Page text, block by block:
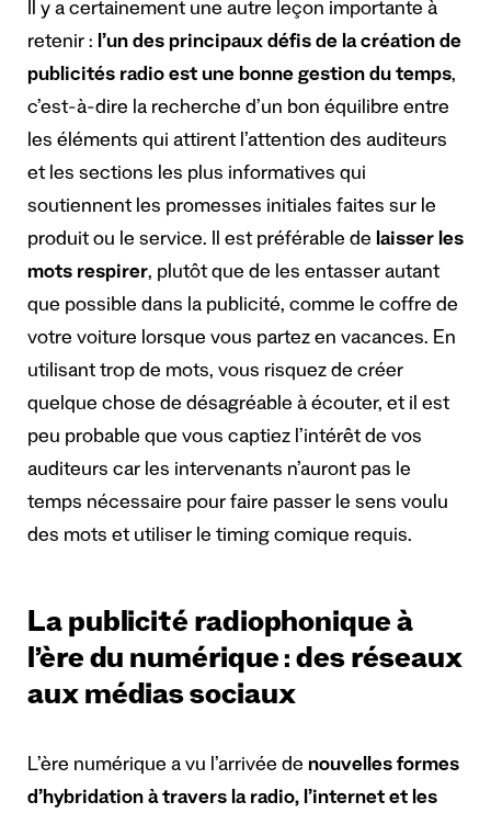
Il y a certainement une autre leçon importante à
retenir : l’un des principaux défis de la création de
publicités radio est une bonne gestion du temps,
c’est-à-dire la recherche d’un bon équilibre entre
les éléments qui attirent l’attention des auditeurs
et les sections les plus informatives qui
soutiennent les promesses initiales faites sur le
produit ou le service. Il est préférable de laisser les
mots respirer, plutôt que de les entasser autant
que possible dans la publicité, comme le coffre de
votre voiture lorsque vous partez en vacances. En
utilisant trop de mots, vous risquez de créer
quelque chose de désagréable à écouter, et il est
peu probable que vous captiez l’intérêt de vos
auditeurs car les intervenants n’auront pas le
temps nécessaire pour faire passer le sens voulu
des mots et utiliser le timing comique requis.
La publicité radiophonique à
l’ère du numérique : des réseaux
aux médias sociaux
L’ère numérique a vu l’arrivée de nouvelles formes
d’hybridation à travers la radio, l’internet et les